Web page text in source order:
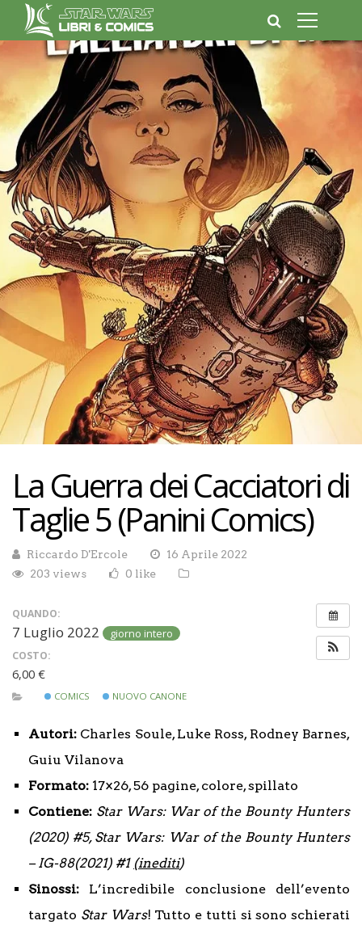
La Guerra dei Cacciatori di
Taglie 5 (Panini Comics)
Riccardo D'Ercole
16 Aprile 2022
203 views
0 like
QUANDO:
7 Luglio 2022 giorno intero
COSTO:
6,00 €
COMICS NUOVO CANONE
Autori: Charles Soule, Luke Ross, Rodney Barnes,
Guiu Vilanova
Formato: 17×26, 56 pagine, colore, spillato
Contiene: Star Wars: War of the Bounty Hunters
(2020) #5, Star Wars: War of the Bounty Hunters
– IG-88(2021) #1 (inediti)
Sinossi: L’incredibile conclusione dell’evento
targato Star Wars! Tutto e tutti si sono schierati